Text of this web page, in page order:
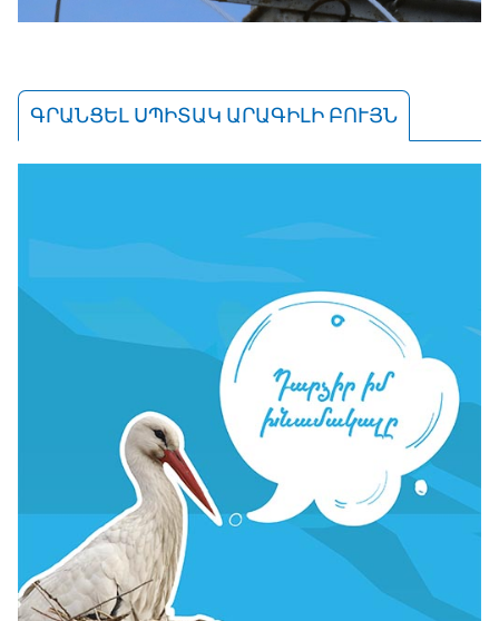
ԳՐԱՆՑԵԼ ՍՊԻՏԱԿ ԱՐԱԳԻԼԻ ԲՈՒՅՆ